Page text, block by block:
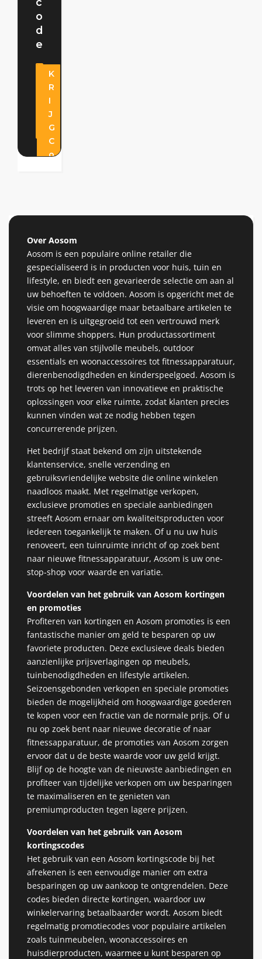
o
d
e
K
R
I
J
G
C
o
n
g
1
5
Over Aosom
Aosom is een populaire online retailer die
gespecialiseerd is in producten voor huis, tuin en
lifestyle, en biedt een gevarieerde selectie om aan al
uw behoeften te voldoen. Aosom is opgericht met de
visie om hoogwaardige maar betaalbare artikelen te
leveren en is uitgegroeid tot een vertrouwd merk
voor slimme shoppers. Hun productassortiment
omvat alles van stijlvolle meubels, outdoor
essentials en woonaccessoires tot fitnessapparatuur,
dierenbenodigdheden en kinderspeelgoed. Aosom is
trots op het leveren van innovatieve en praktische
oplossingen voor elke ruimte, zodat klanten precies
kunnen vinden wat ze nodig hebben tegen
concurrerende prijzen.
Het bedrijf staat bekend om zijn uitstekende
klantenservice, snelle verzending en
gebruiksvriendelijke website die online winkelen
naadloos maakt. Met regelmatige verkopen,
exclusieve promoties en speciale aanbiedingen
streeft Aosom ernaar om kwaliteitsproducten voor
iedereen toegankelijk te maken. Of u nu uw huis
renoveert, een tuinruimte inricht of op zoek bent
naar nieuwe fitnessapparatuur, Aosom is uw one-
stop-shop voor waarde en variatie.
Voordelen van het gebruik van Aosom kortingen
en promoties
Profiteren van kortingen en Aosom promoties is een
fantastische manier om geld te besparen op uw
favoriete producten. Deze exclusieve deals bieden
aanzienlijke prijsverlagingen op meubels,
tuinbenodigdheden en lifestyle artikelen.
Seizoensgebonden verkopen en speciale promoties
bieden de mogelijkheid om hoogwaardige goederen
te kopen voor een fractie van de normale prijs. Of u
nu op zoek bent naar nieuwe decoratie of naar
fitnessapparatuur, de promoties van Aosom zorgen
ervoor dat u de beste waarde voor uw geld krijgt.
Blijf op de hoogte van de nieuwste aanbiedingen en
profiteer van tijdelijke verkopen om uw besparingen
te maximaliseren en te genieten van
premiumproducten tegen lagere prijzen.
Voordelen van het gebruik van Aosom
kortingscodes
Het gebruik van een Aosom kortingscode bij het
afrekenen is een eenvoudige manier om extra
besparingen op uw aankoop te ontgrendelen. Deze
codes bieden directe kortingen, waardoor uw
winkelervaring betaalbaarder wordt. Aosom biedt
regelmatig promotiecodes voor populaire artikelen
zoals tuinmeubelen, woonaccessoires en
huisdierproducten, waarmee u kunt besparen op